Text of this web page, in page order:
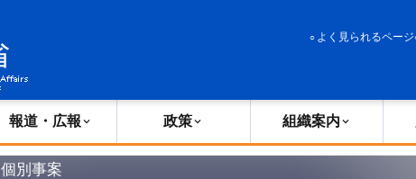
よく見られるページ
報道・広報 政策 組織案内
個別事案